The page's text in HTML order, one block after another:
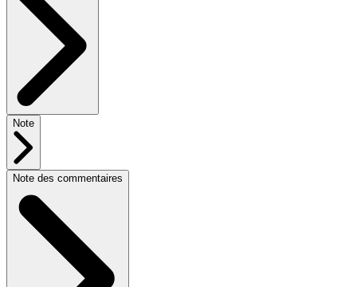
Note
Note des commentaires